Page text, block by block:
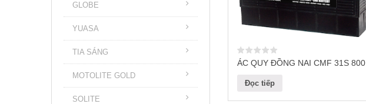
GLOBE
YUASA
TIA SÁNG
MOTOLITE GOLD
SOLITE
ÁC QUY ĐỒNG NAI CMF 31S 800
Đọc tiếp